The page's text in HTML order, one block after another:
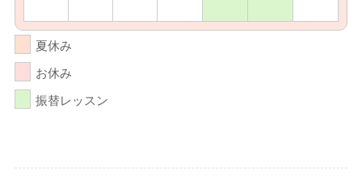
夏休み
お休み
振替レッスン